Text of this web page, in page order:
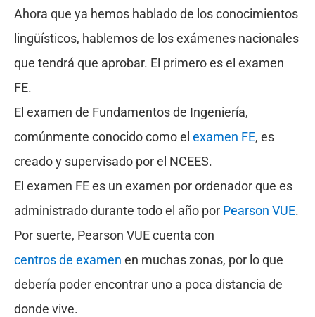
Ahora que ya hemos hablado de los conocimientos
lingüísticos, hablemos de los exámenes nacionales
que tendrá que aprobar. El primero es el examen
FE.
El examen de Fundamentos de Ingeniería,
comúnmente conocido como el examen FE, es
creado y supervisado por el NCEES.
El examen FE es un examen por ordenador que es
administrado durante todo el año por Pearson VUE.
Por suerte, Pearson VUE cuenta con
centros de examen en muchas zonas, por lo que
debería poder encontrar uno a poca distancia de
donde vive.